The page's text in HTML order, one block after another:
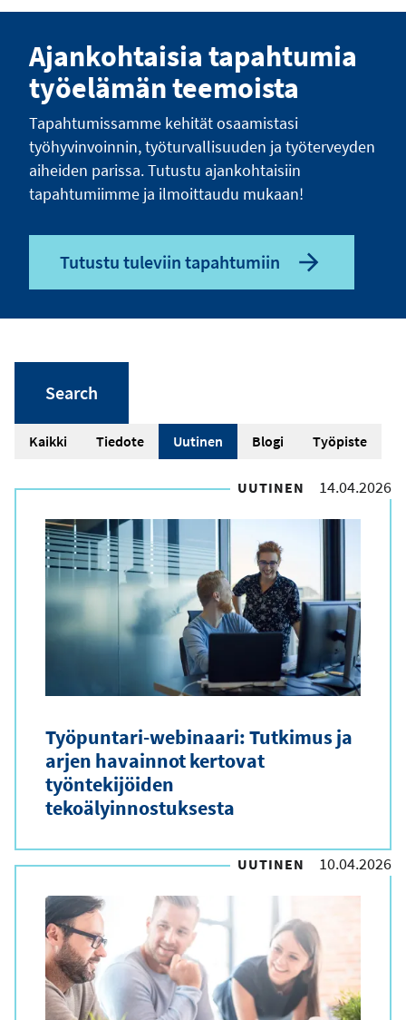
Ajankohtaisia tapahtumia
työelämän teemoista
Tapahtumissamme kehität osaamistasi
työhyvinvoinnin, työturvallisuuden ja työterveyden
aiheiden parissa. Tutustu ajankohtaisiin
tapahtumiimme ja ilmoittaudu mukaan!
Tutustu tuleviin tapahtumiin
A
t
p
Kaikki Tiedote Uutinen Blogi Työpiste
UUTINEN 14.04.2026
Työpuntari-webinaari: Tutkimus ja
arjen havainnot kertovat
työntekijöiden
tekoälyinnostuksesta
UUTINEN 10.04.2026